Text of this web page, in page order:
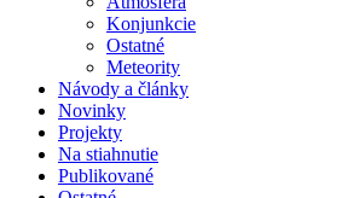
Konjunkcie
Ostatné
Meteority
Návody a články
Novinky
Projekty
Na stiahnutie
Publikované